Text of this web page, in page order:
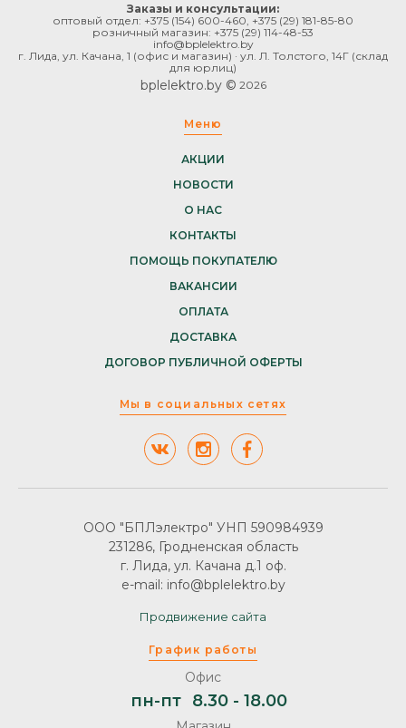
Заказы и консультации:
оптовый отдел: +375 (154) 600-460 +375 (29) 181-85-80
розничный магазин: +375 (29) 114-48-53
info@bplelektro.by
г. Лида, ул. Качана, 1 (офис и магазин) · ул. Л. Толстого, 14Г (склад
для юрлиц)
bplelektro.by © 2026
Меню
АКЦИИ
НОВОСТИ
О НАС
КОНТАКТЫ
ПОМОЩЬ ПОКУПАТЕЛЮ
ВАКАНСИИ
ОПЛАТА
ДОСТАВКА
ДОГОВОР ПУБЛИЧНОЙ ОФЕРТЫ
Мы в социальных сетях
График работы
Офис
пн-пт 8.30 - 18.00
ООО "БПЛэлектро" УНП 590984939
231286, Гродненская область
г. Лида, ул. Качана д.1 оф.
e-mail: info@bplelektro.by
Продвижение сайта